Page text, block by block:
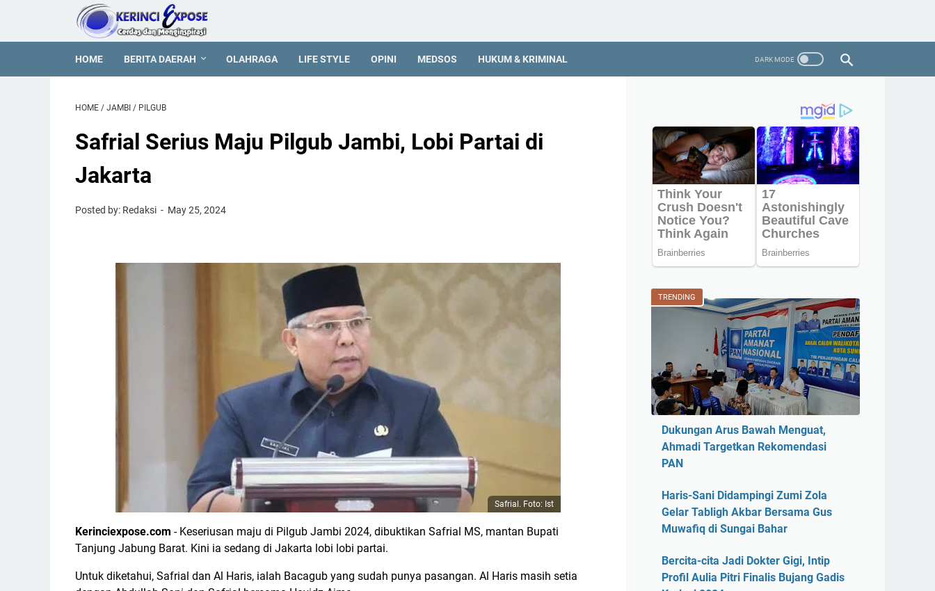
HOME BERITA DAERAH OLAHRAGA LIFE STYLE OPINI MEDSOS HUKUM & KRIMINAL
HOME / JAMBI / PILGUB
Safrial Serius Maju Pilgub Jambi, Lobi Partai di
Jakarta
Posted by: Redaksi May 25, 2024
Safrial. Foto: Ist
Kerinciexpose.com - Keseriusan maju di Pilgub Jambi 2024, dibuktikan Safrial MS, mantan Bupati
Tanjung Jabung Barat. Kini ia sedang di Jakarta lobi lobi partai.
Untuk diketahui, Safrial dan Al Haris, ialah Bacagub yang sudah punya pasangan. Al Haris masih setia
TRENDING
Dukungan Arus Bawah Menguat,
Ahmadi Targetkan Rekomendasi
PAN
Haris-Sani Didampingi Zumi Zola
Gelar Tabligh Akbar Bersama Gus
Muwafiq di Sungai Bahar
Bercita-cita Jadi Dokter Gigi, Intip
Profil Aulia Pitri Finalis Bujang Gadis